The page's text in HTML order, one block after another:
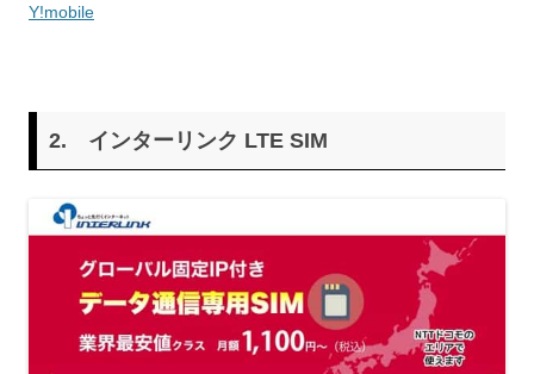
Y!mobile
2. インターリンク LTE SIM